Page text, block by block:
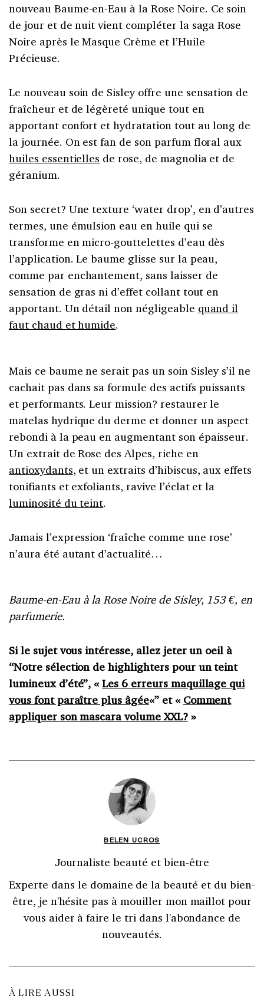
nouveau Baume-en-Eau à la Rose Noire. Ce soin
de jour et de nuit vient compléter la saga Rose
Noire après le Masque Crème et l’Huile
Précieuse.
Le nouveau soin de Sisley offre une sensation de
fraîcheur et de légèreté unique tout en
apportant confort et hydratation tout au long de
la journée. On est fan de son parfum floral aux
huiles essentielles de rose, de magnolia et de
géranium.
Son secret? Une texture ‘water drop’, en d’autres
termes, une émulsion eau en huile qui se
transforme en micro-gouttelettes d’eau dès
l’application. Le baume glisse sur la peau,
comme par enchantement, sans laisser de
sensation de gras ni d’effet collant tout en
apportant. Un détail non négligeable quand il
faut chaud et humide.
Mais ce baume ne serait pas un soin Sisley s’il ne
cachait pas dans sa formule des actifs puissants
et performants. Leur mission? restaurer le
matelas hydrique du derme et donner un aspect
rebondi à la peau en augmentant son épaisseur.
Un extrait de Rose des Alpes, riche en
antioxydants, et un extraits d’hibiscus, aux effets
tonifiants et exfoliants, ravive l’éclat et la
luminosité du teint.
Jamais l’expression ‘fraîche comme une rose’
n’aura été autant d’actualité…
Baume-en-Eau à la Rose Noire de Sisley, 153 €, en
parfumerie.
Si le sujet vous intéresse, allez jeter un oeil à
“Notre sélection de highlighters pour un teint
lumineux d’été”, «Les 6 erreurs maquillage qui
vous font paraître plus âgée«” et « Comment
appliquer son mascara volume XXL?»
BELEN UCROS
Journaliste beauté et bien-être
Experte dans le domaine de la beauté et du bien-
être, je n'hésite pas à mouiller mon maillot pour
vous aider à faire le tri dans l'abondance de
nouveautés.
À LIRE AUSSI